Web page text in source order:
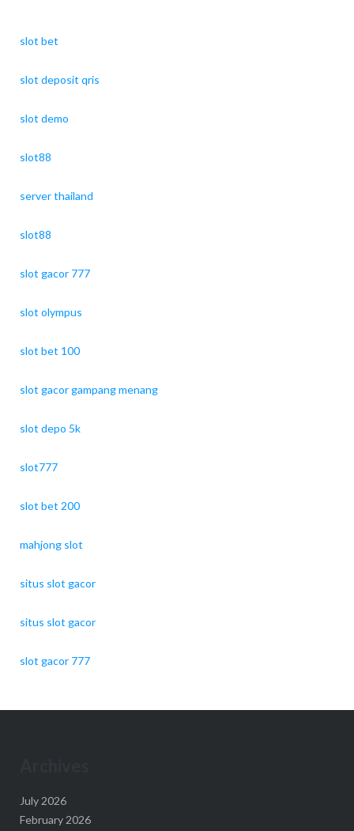
slot bet
slot deposit qris
slot demo
slot88
server thailand
slot88
slot gacor 777
slot olympus
slot bet 100
slot gacor gampang menang
slot depo 5k
slot777
slot bet 200
mahjong slot
situs slot gacor
situs slot gacor
slot gacor 777
July 2026
February 2026